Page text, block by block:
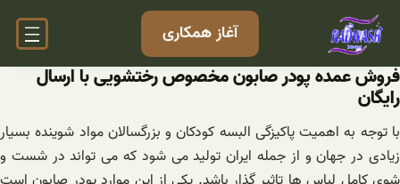
رفتن
آغاز همکاری
فروش عمده پودر صابون مخصوص رختشویی با ارسال
رایگان
با توجه به اهمیت پاکیزگی البسه کودکان و بزرگسالان مواد شوینده بسیار
زیادی در جهان و از جمله ایران تولید می شود که می تواند در شست و